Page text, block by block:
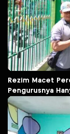
Rezim Macet
Pengurusnya